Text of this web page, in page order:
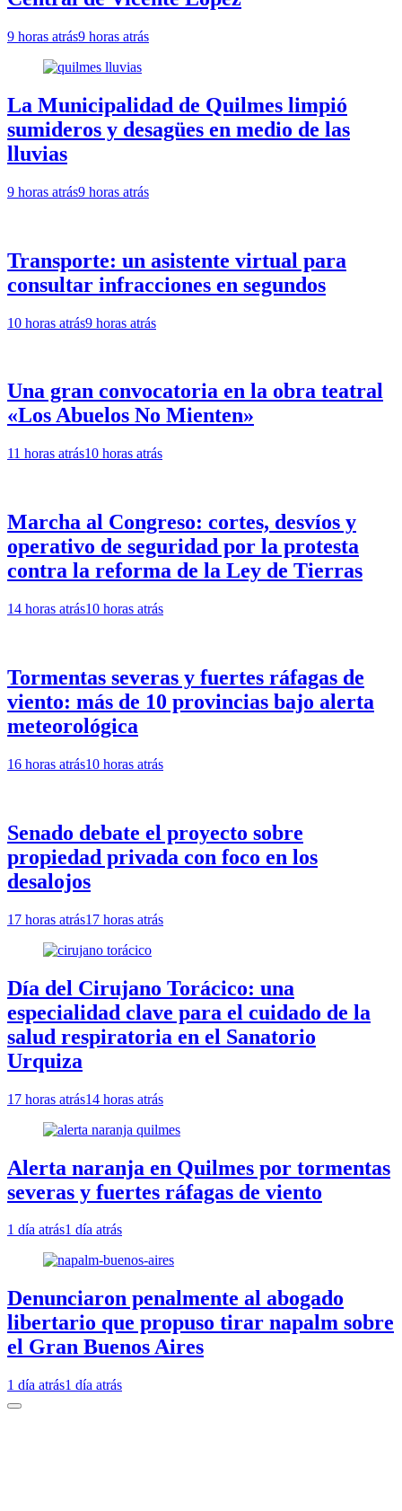
9 horas atrás9 horas atrás
La Municipalidad de Quilmes limpió
sumideros y desagües en medio de las
lluvias
9 horas atrás9 horas atrás
Transporte: un asistente virtual para
consultar infracciones en segundos
10 horas atrás9 horas atrás
Una gran convocatoria en la obra teatral
«Los Abuelos No Mienten»
11 horas atrás10 horas atrás
Marcha al Congreso: cortes, desvíos y
operativo de seguridad por la protesta
contra la reforma de la Ley de Tierras
14 horas atrás10 horas atrás
Tormentas severas y fuertes ráfagas de
viento: más de 10 provincias bajo alerta
meteorológica
16 horas atrás10 horas atrás
Senado debate el proyecto sobre
propiedad privada con foco en los
desalojos
17 horas atrás17 horas atrás
Día del Cirujano Torácico: una
especialidad clave para el cuidado de la
salud respiratoria en el Sanatorio
Urquiza
17 horas atrás14 horas atrás
Alerta naranja en Quilmes por tormentas
severas y fuertes ráfagas de viento
1 día atrás1 día atrás
Denunciaron penalmente al abogado
libertario que propuso tirar napalm sobre
el Gran Buenos Aires
1 día atrás1 día atrás